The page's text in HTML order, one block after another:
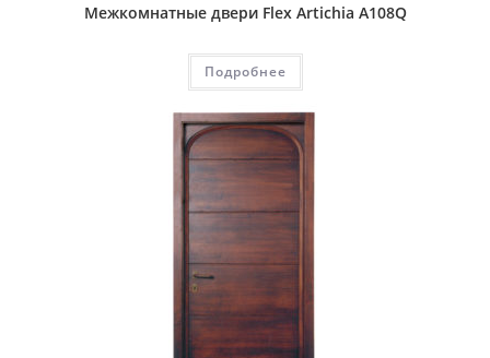
Межкомнатные двери Flex Artichia A108Q
Подробнее